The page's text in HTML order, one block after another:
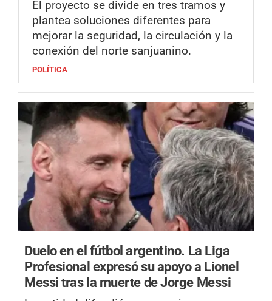
El proyecto se divide en tres tramos y
plantea soluciones diferentes para
mejorar la seguridad, la circulación y la
conexión del norte sanjuanino.
POLÍTICA
Duelo en el fútbol argentino. La Liga
Profesional expresó su apoyo a Lionel
Messi tras la muerte de Jorge Messi